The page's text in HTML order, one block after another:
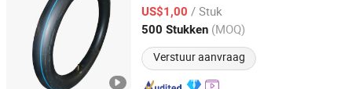
US$1,00 / Stuk
500 Stukken (MOQ)
Verstuur aanvraag
Shandong, China Sinds 2012